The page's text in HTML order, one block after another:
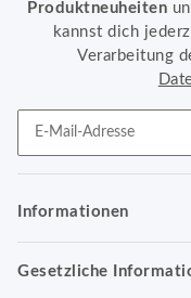
Produktneuheiten
kannst dich
Verarbeitung
Informationen
Gesetzliche